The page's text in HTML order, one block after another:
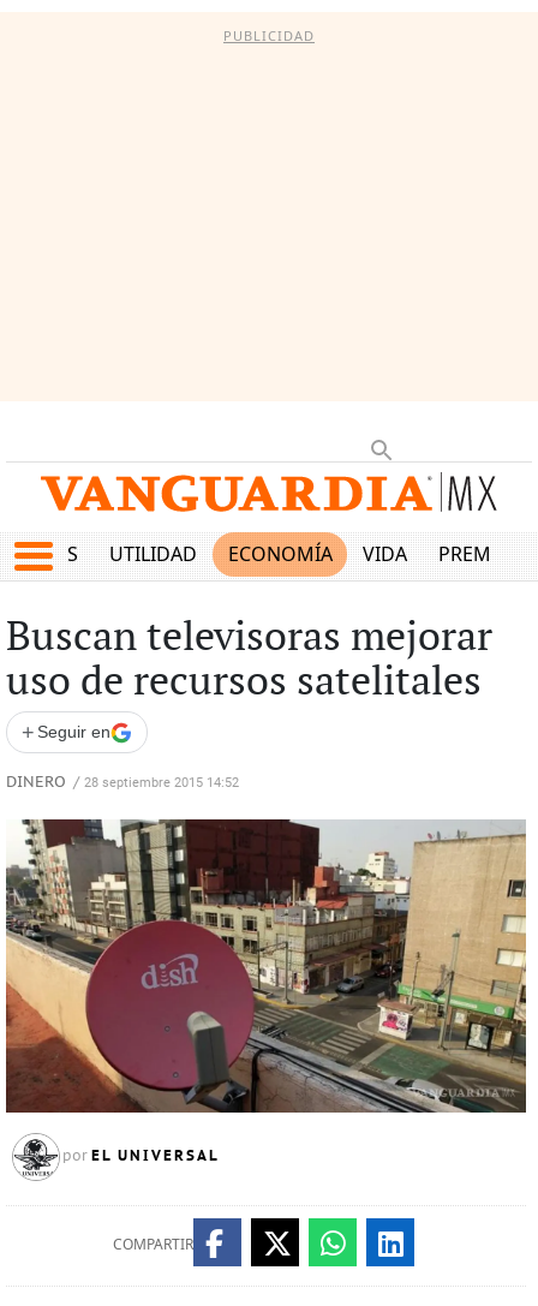
PUBLICIDAD
UTILIDAD ECONOMÍA VIDA PREMIUM
Buscan televisoras mejorar
uso de recursos satelitales
+ Seguir en
DINERO / 28 septiembre 2015 14:52
por EL UNIVERSAL
COMPARTIR